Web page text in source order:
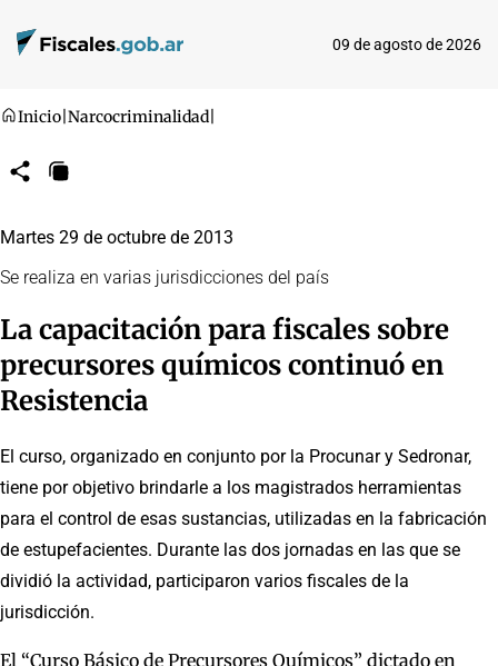
09 de agosto de 2026
Inicio Narcocriminalidad
CompartirCopiar
Martes 29 de octubre de 2013
Se realiza en varias jurisdicciones del país
La capacitación para fiscales sobre
precursores químicos continuó en
Resistencia
El curso, organizado en conjunto por la Procunar y Sedronar,
tiene por objetivo brindarle a los magistrados herramientas
para el control de esas sustancias, utilizadas en la fabricación
de estupefacientes. Durante las dos jornadas en las que se
dividió la actividad, participaron varios fiscales de la
jurisdicción.
El “Curso Básico de Precursores Químicos” dictado en